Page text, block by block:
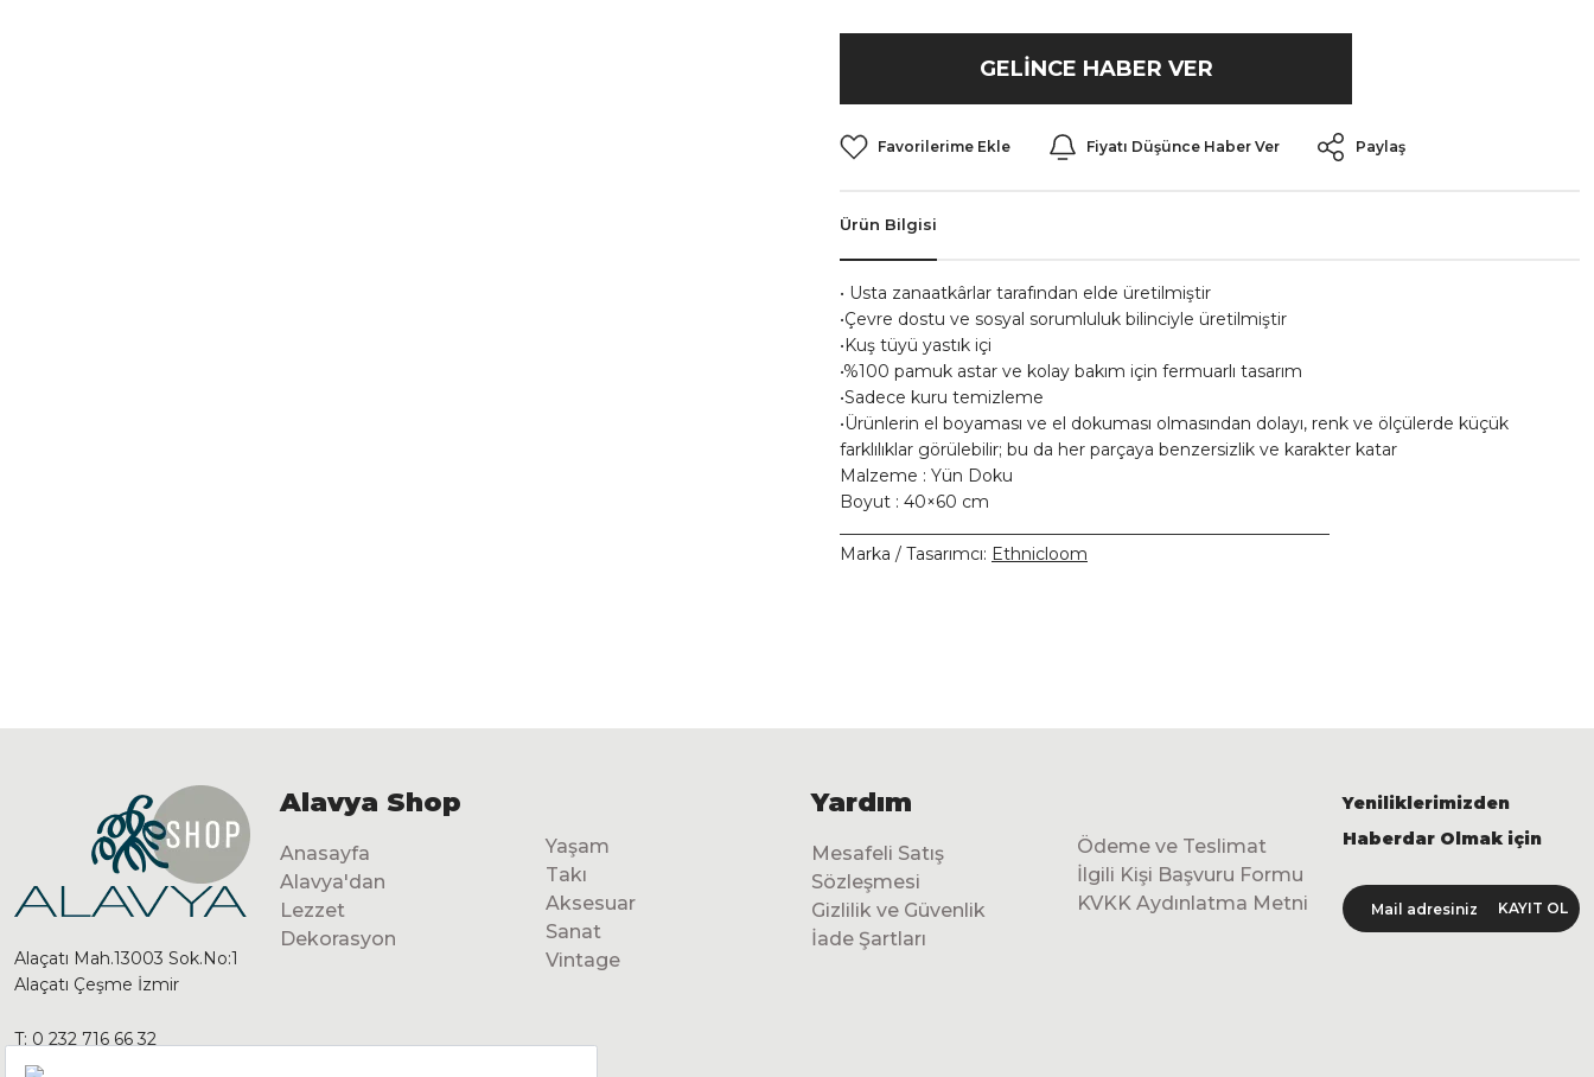
GELINCE HABER VER
Fiyatı Düşünce Haber Ver Paylaş
Ürün Bilgisi
• Usta zanaatkârlar tarafından elde üretilmiştir
•Çevre dostu ve sosyal sorumluluk bilinciyle üretilmiştir
•Kuş tüyü yastık içi
•%100 pamuk astar ve kolay bakım için fermuarlı tasarım
•Sadece kuru temizleme
•Ürünlerin el boyaması ve el dokuması olmasından dolayı, renk ve ölçülerde küçük
farklılıklar görülebilir; bu da her parçaya benzersizlik ve karakter katar
Malzeme : Yün Doku
Boyut : 40×60 cm
Marka / Tasarımcı: Ethnicloom
Alaçatı Mah.13003 Sok.No:1
Alaçatı Çeşme İzmir
T: 0 232 716 66 32
Alavya Shop
Anasayfa
Alavya'dan
Lezzet
Dekorasyon
Yaşam
Takı
Aksesuar
Sanat
Vintage
Yardım
Mesafeli Satış
Sözleşmesi
Gizlilik ve Güvenlik
İade Şartları
Ödeme ve Teslimat
İlgili Kişi Başvuru Formu
KVKK Aydınlatma Metni
Yeniliklerimizden
Haberdar Olmak için
KAYIT OL